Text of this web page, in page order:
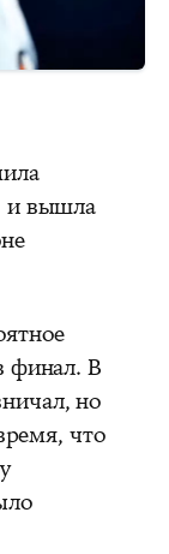
и вышла
финал. В
но
что